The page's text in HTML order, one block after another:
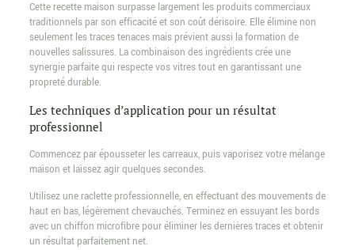
Cette recette maison surpasse largement les produits commerciaux
traditionnels par son efficacité et son coût dérisoire. Elle élimine non
seulement les traces tenaces mais prévient aussi la formation de
nouvelles salissures. La combinaison des ingrédients crée une
synergie parfaite qui respecte vos vitres tout en garantissant une
propreté durable.
Les techniques d’application pour un résultat
professionnel
Commencez par épousseter les carreaux, puis vaporisez votre mélange
maison et laissez agir quelques secondes.
Utilisez une raclette professionnelle, en effectuant des mouvements de
haut en bas, légèrement chevauchés. Terminez en essuyant les bords
avec un chiffon microfibre pour éliminer les dernières traces et obtenir
un résultat parfaitement net.